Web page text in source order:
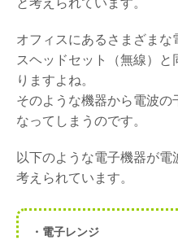
と考えられています。
オフィスにあるさまざまな
スヘッドセット（無線）
りますよね。
そのような機器から電波の
なってしまうのです。
以下のような電子機器が
考えられています。
・電子レンジ